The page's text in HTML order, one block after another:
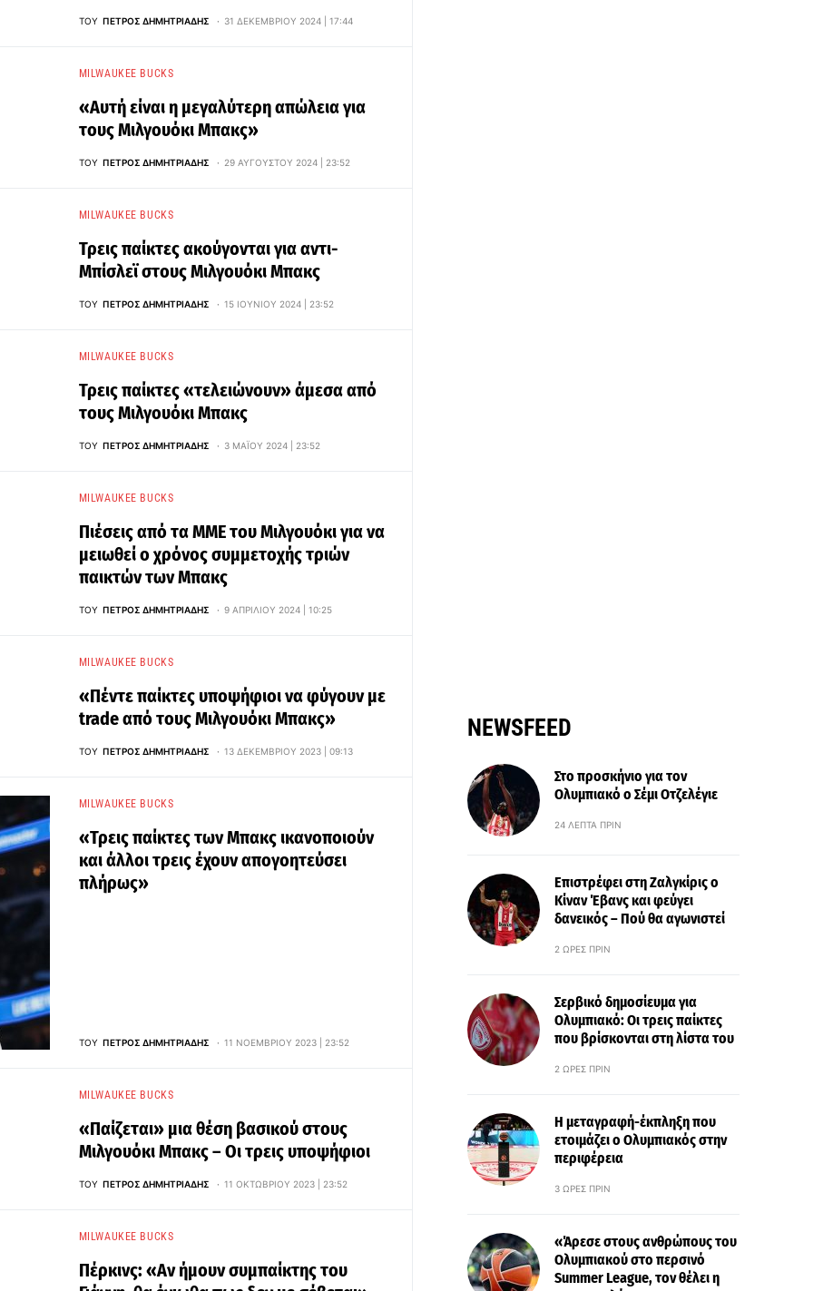
ΤΟΥ ΠΈΤΡΟΣ ΔΗΜΗΤΡΙΆΔΗΣ 31 ΔΕΚΕΜΒΡΊΟΥ 2024 | 17:44
MILWAUKEE BUCKS
«Αυτή είναι η μεγαλύτερη απώλεια για
τους Μιλγουόκι Μπακς»
ΤΟΥ ΠΈΤΡΟΣ ΔΗΜΗΤΡΙΆΔΗΣ 29 ΑΥΓΟΎΣΤΟΥ 2024 | 23:52
MILWAUKEE BUCKS
Τρεις παίκτες ακούγονται για αντι-
Μπίσλεϊ στους Μιλγουόκι Μπακς
ΤΟΥ ΠΈΤΡΟΣ ΔΗΜΗΤΡΙΆΔΗΣ 15 ΙΟΥΝΊΟΥ 2024 | 23:52
MILWAUKEE BUCKS
Τρεις παίκτες «τελειώνουν» άμεσα από
τους Μιλγουόκι Μπακς
ΤΟΥ ΠΈΤΡΟΣ ΔΗΜΗΤΡΙΆΔΗΣ 3 ΜΑΪ́ΟΥ 2024 | 23:52
MILWAUKEE BUCKS
Πιέσεις από τα ΜΜΕ του Μιλγουόκι για να
μειωθεί ο χρόνος συμμετοχής τριών
παικτών των Μπακς
ΤΟΥ ΠΈΤΡΟΣ ΔΗΜΗΤΡΙΆΔΗΣ 9 ΑΠΡΙΛΊΟΥ 2024 | 10:25
MILWAUKEE BUCKS
«Πέντε παίκτες υποψήφιοι να φύγουν με
trade από τους Μιλγουόκι Μπακς»
ΤΟΥ ΠΈΤΡΟΣ ΔΗΜΗΤΡΙΆΔΗΣ 13 ΔΕΚΕΜΒΡΊΟΥ 2023 | 09:13
MILWAUKEE BUCKS
«Τρεις παίκτες των Μπακς ικανοποιούν
και άλλοι τρεις έχουν απογοητεύσει
πλήρως»
ΤΟΥ ΠΈΤΡΟΣ ΔΗΜΗΤΡΙΆΔΗΣ 11 ΝΟΕΜΒΡΊΟΥ 2023 | 23:52
MILWAUKEE BUCKS
«Παίζεται» μια θέση βασικού στους
Μιλγουόκι Μπακς – Οι τρεις υποψήφιοι
ΤΟΥ ΠΈΤΡΟΣ ΔΗΜΗΤΡΙΆΔΗΣ 11 ΟΚΤΩΒΡΊΟΥ 2023 | 23:52
MILWAUKEE BUCKS
Πέρκινς: «Αν ήμουν συμπαίκτης του
NEWSFEED
Στο προσκήνιο για τον
Ολυμπιακό ο Σέμι Οτζελέγιε
24 ΛΕΠΤΆ ΠΡΙΝ
Επιστρέφει στη Ζαλγκίρις ο
Κίναν Έβανς και φεύγει
δανεικός – Πού θα αγωνιστεί
2 ΏΡΕΣ ΠΡΙΝ
Σερβικό δημοσίευμα για
Ολυμπιακό: Οι τρεις παίκτες
που βρίσκονται στη λίστα του
2 ΏΡΕΣ ΠΡΙΝ
Η μεταγραφή-έκπληξη που
ετοιμάζει ο Ολυμπιακός στην
περιφέρεια
3 ΏΡΕΣ ΠΡΙΝ
«Άρεσε στους ανθρώπους του
Ολυμπιακού στο περσινό
Summer League, τον θέλει η